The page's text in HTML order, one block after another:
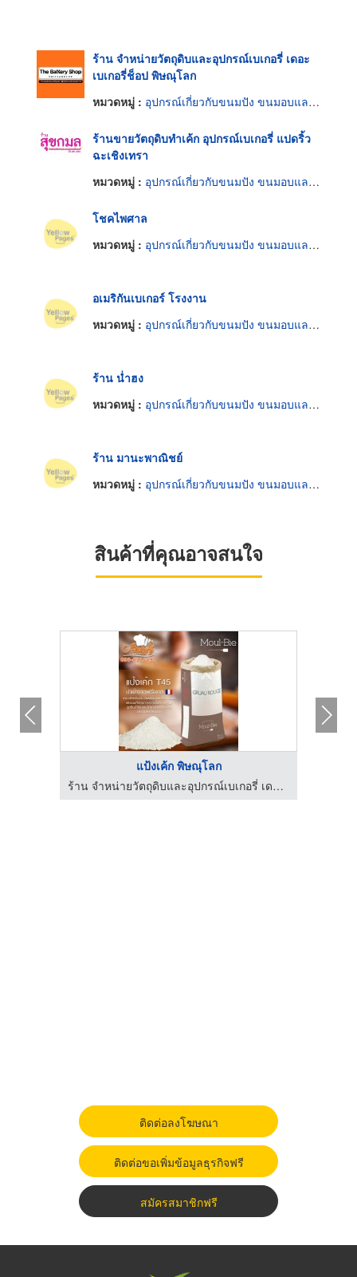
ร้าน จำหน่ายวัตถุดิบและอุปกรณ์เบเกอรี่ เดอะ
เบเกอรี่ช็อป พิษณุโลก
หมวดหมู่ : อุปกรณ์เกี่ยวกับขนมปัง ขนมอบและเค้ก
ร้านขายวัตถุดิบทำเค้ก อุปกรณ์เบเกอรี่ แปดริ้ว
ฉะเชิงเทรา
หมวดหมู่ : อุปกรณ์เกี่ยวกับขนมปัง ขนมอบและเค้ก
โชคไพศาล
หมวดหมู่ : อุปกรณ์เกี่ยวกับขนมปัง ขนมอบและเค้ก
อเมริกันเบเกอร์ โรงงาน
หมวดหมู่ : อุปกรณ์เกี่ยวกับขนมปัง ขนมอบและเค้ก
ร้าน น่ำฮง
หมวดหมู่ : อุปกรณ์เกี่ยวกับขนมปัง ขนมอบและเค้ก
ร้าน มานะพาณิชย์
หมวดหมู่ : อุปกรณ์เกี่ยวกับขนมปัง ขนมอบและเค้ก
สินค้าที่คุณอาจสนใจ
แป้งเค้ก พิษณุโลก
ร้าน จำหน่ายวัตถุดิบและอุปกรณ์เบเกอรี่ เดอะเบเกอรี่ช็อป พิษณุโลก
ติดต่อลงโฆษณา
ติดต่อขอเพิ่มข้อมูลธุรกิจฟรี
สมัครสมาชิกฟรี